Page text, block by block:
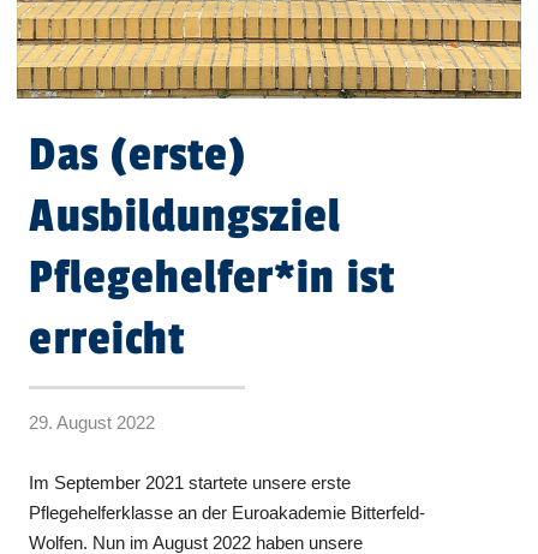
Das (erste)
Ausbildungsziel
Pflegehelfer*in ist
erreicht
29. August 2022
Im September 2021 startete unsere erste
Pflegehelferklasse an der Euroakademie Bitterfeld-
Wolfen. Nun im August 2022 haben unsere